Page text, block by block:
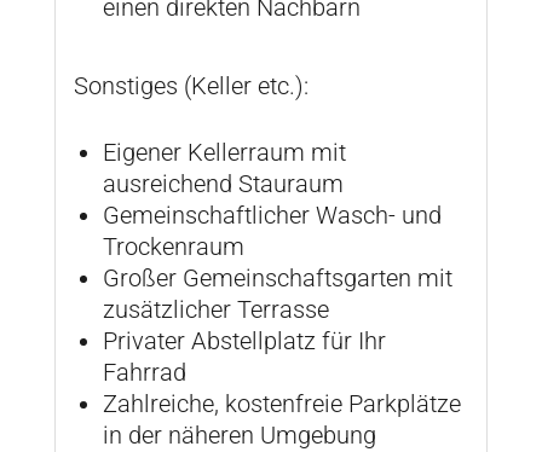
einen direkten Nachbarn
Sonstiges (Keller etc.):
Eigener Kellerraum mit
ausreichend Stauraum
Gemeinschaftlicher Wasch- und
Trockenraum
Großer Gemeinschaftsgarten mit
zusätzlicher Terrasse
Privater Abstellplatz für Ihr
Fahrrad
Zahlreiche, kostenfreie Parkplätze
in der näheren Umgebung